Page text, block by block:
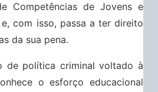
Competências de Jovens e
com isso, passa a ter direito
da sua pena.
de política criminal voltado à
o esforço educacional